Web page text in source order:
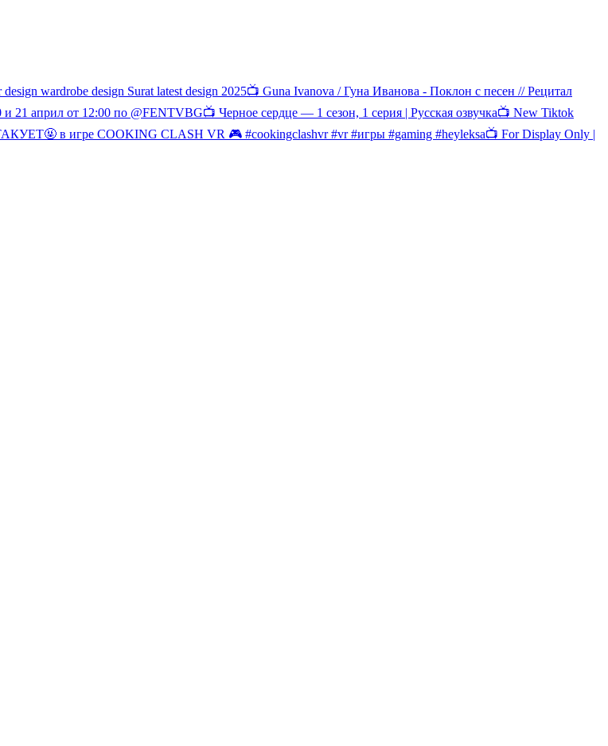
wardrobe design Surat latest design 2025📺 Guna Ivanova / Гуна Иванова - Поклон с песен // Рецитал
21 април от 12:00 по @FENTVBG📺 Черное сердце — 1 сезон, 1 серия | Русская озвучка📺 New Tiktok
в игре COOKING CLASH VR 🎮 #cookingclashvr #vr #игры #gaming #heyleksa📺 For Display Only |